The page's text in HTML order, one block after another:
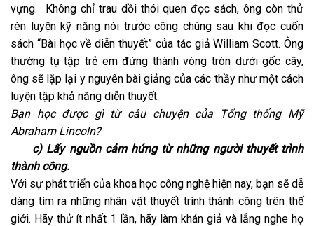
vựng. Không chỉ trau dồi thói quen đọc sách, ông còn thử
rèn luyện kỹ năng nói trước công chúng sau khi đọc cuốn
sách “Bài học về diễn thuyết” của tác giả William Scott. Ông
thường tụ tập trẻ em đứng thành vòng tròn dưới gốc cây,
ông sẽ lặp lại y nguyên bài giảng của các thầy như một cách
luyện tập khả năng diễn thuyết.
Bạn học được gì từ câu chuyện của Tổng thống Mỹ
Abraham Lincoln?
c) Lấy nguồn cảm hứng từ những người thuyết trình
thành công.
Với sự phát triển của khoa học công nghệ hiện nay, bạn sẽ dễ
dàng tìm ra những nhân vật thuyết trình thành công trên thế
giới. Hãy thử ít nhất 1 lần, hãy làm khán giả và lắng nghe họ